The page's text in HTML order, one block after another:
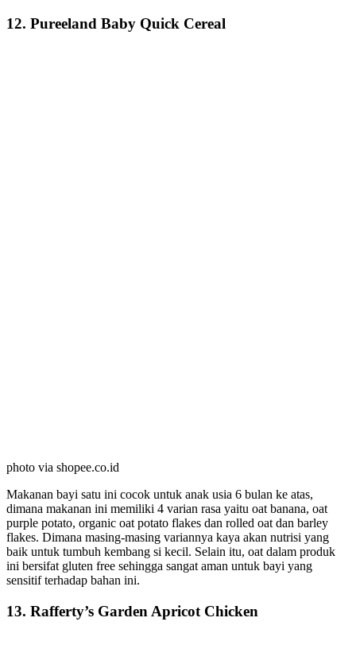
12. Pureeland Baby Quick Cereal
photo via shopee.co.id
Makanan bayi satu ini cocok untuk anak usia 6 bulan ke atas,
dimana makanan ini memiliki 4 varian rasa yaitu oat banana, oat
purple potato, organic oat potato flakes dan rolled oat dan barley
flakes. Dimana masing-masing variannya kaya akan nutrisi yang
baik untuk tumbuh kembang si kecil. Selain itu, oat dalam produk
ini bersifat gluten free sehingga sangat aman untuk bayi yang
sensitif terhadap bahan ini.
13. Rafferty’s Garden Apricot Chicken